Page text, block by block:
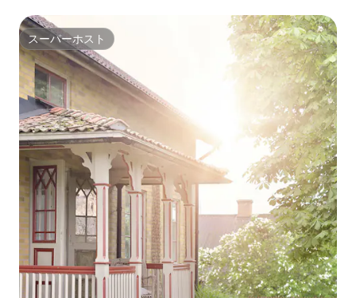
スーパーホスト
スーパーホスト